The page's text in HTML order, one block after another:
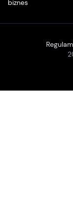
biznes